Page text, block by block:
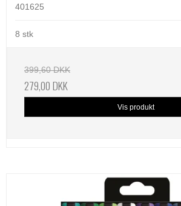
401625
8 stk
399,60 DKK
279,00 DKK
Vis produkt